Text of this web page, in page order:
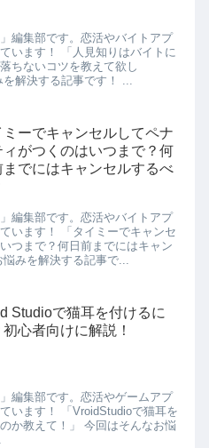
編集部です。恋活やバイトアプ
います！ 「人見知りはバイトに
ちないコツを教えて欲し
解決する記事です！ ...
ミーでキャンセルしてペナ
ィがつくのはいつまで？何
までにはキャンセルするべ
編集部です。恋活やバイトアプ
います！ 「タイミーでキャンセ
つまで？何日前までにはキャン
みを解決する記事で...
Studioで猫耳を付けるに
初心者向けに解説！
編集部です。恋活やゲームアプ
います！ 「VroidStudioで猫耳を
か教えて！」 今回はそんなお悩